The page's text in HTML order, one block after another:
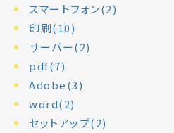
スマートフォン(2)
印刷(10)
サーバー(2)
pdf(7)
Adobe(3)
word(2)
セットアップ(2)